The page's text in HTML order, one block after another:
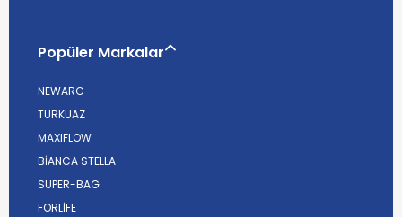
Popüler Markalar
NEWARC
TURKUAZ
MAXIFLOW
BİANCA STELLA
SUPER-BAG
FORLİFE